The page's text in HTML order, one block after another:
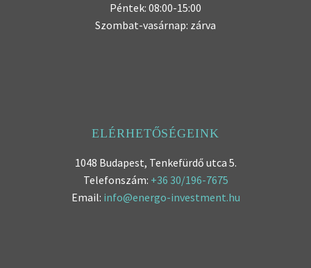
Péntek: 08:00-15:00
Szombat-vasárnap: zárva
ELÉRHETŐSÉGEINK
1048 Budapest, Tenkefürdő utca 5.
Telefonszám: +36 30/196-7675
Email: info@energo-investment.hu